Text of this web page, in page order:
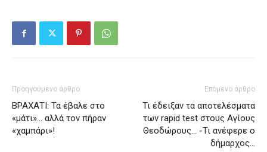
Προηγούμενο άρθρο
ΒΡΑΧΑΤΙ: Τα έβαλε στο
«μάτι»… αλλά τον πήραν
«χαμπάρι»!
Επόμενο άρθρο
Τι έδειξαν τα αποτελέσματα
των rapid test στους Αγίους
Θεοδώρους… -Τι ανέφερε ο
δήμαρχος…